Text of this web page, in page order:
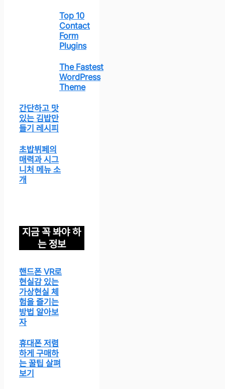
Top 10
Contact
Form
Plugins
The Fastest
WordPress
Theme
간단하고 맛
있는 김밥만
들기 레시피
초밥뷔페의
매력과 시그
니처 메뉴 소
개
지금 꼭 봐야 하
는 정보
핸드폰 VR로
현실감 있는
가상현실 체
험을 즐기는
방법 알아보
자
휴대폰 저렴
하게 구매하
는 꿀팁 살펴
보기